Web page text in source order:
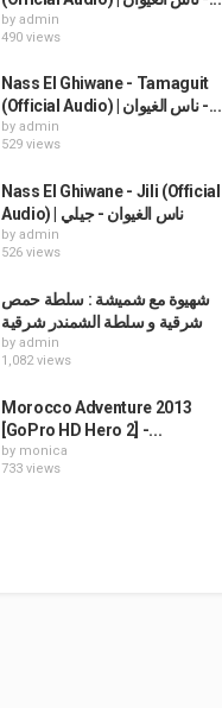
by admin
490 views
Nass El Ghiwane - Tamaguit
(Official Audio) | ناس الغيوان -...
by admin
529 views
Nass El Ghiwane - Jili (Official
Audio) | ناس الغيوان - جيلي
by admin
526 views
شهيوة مع شميشة : سلطة حمص
شرقية و سلطة الشمندر شرقية
by admin
1,082 views
Morocco Adventure 2013
[GoPro HD Hero 2] -...
by monica
733 views